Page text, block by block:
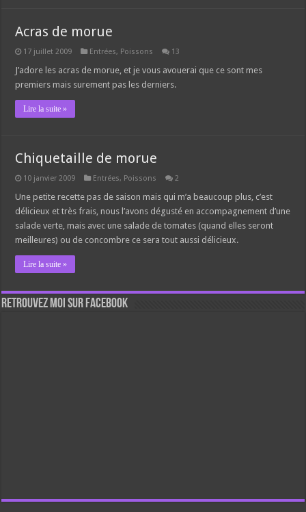
Acras de morue
17 juillet 2009 Entrées, Poissons 13
J’adore les acras de morue, et je vous avouerai que ce sont mes
premiers mais surement pas les derniers.
Lire la suite »
Chiquetaille de morue
10 janvier 2009 Entrées, Poissons 2
Une petite recette pas de saison mais qui m’a beaucoup plus, c’est
délicieux et très frais, nous l’avons dégusté en accompagnement d’une
salade verte, mais avec une salade de tomates (quand elles seront
meilleures) ou de concombre ce sera tout aussi délicieux.
Lire la suite »
Retrouvez moi sur Facebook